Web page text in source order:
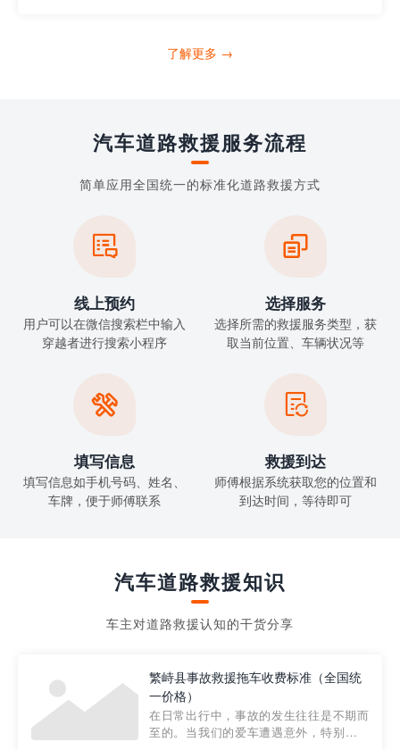
了解更多 →
汽车道路救援服务流程
简单应用全国统一的标准化道路救援方式

线上预约
用户可以在微信搜索栏中输入
穿越者进行搜索小程序

选择服务
选择所需的救援服务类型，获
取当前位置、车辆状况等

填写信息
填写信息如手机号码、姓名、
车牌，便于师傅联系

救援到达
师傅根据系统获取您的位置和
到达时间，等待即可
汽车道路救援知识
车主对道路救援认知的干货分享
繁峙县事故救援拖车收费标准（全国统
一价格）
在日常出行中，事故的发生往往是不期而
至的。当我们的爱车遭遇意外，特别是在